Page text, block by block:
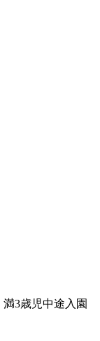
3歳児中途入園